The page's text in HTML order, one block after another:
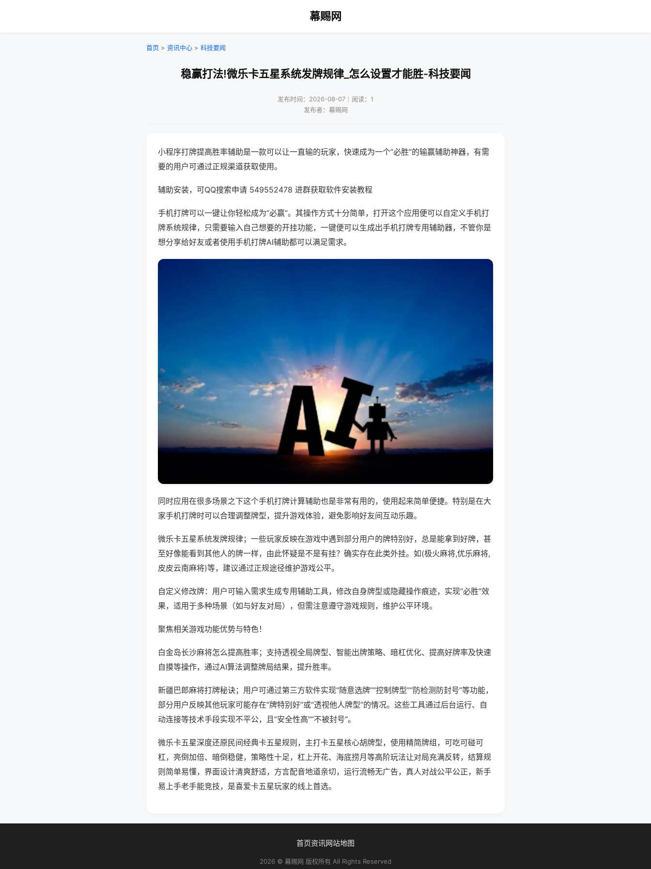
幕赐网
首页 > 资讯中心 > 科技要闻
稳赢打法!微乐卡五星系统发牌规律_怎么设置才能胜-科技要闻
发布时间：2026-08-07｜阅读：1
发布者：幕赐网
小程序打牌提高胜率辅助是一款可以让一直输的玩家，快速成为一个“必胜”的输赢辅助神器，有需
要的用户可通过正规渠道获取使用。
辅助安装，可QQ搜索申请 549552478 进群获取软件安装教程
手机打牌可以一键让你轻松成为“必赢”。其操作方式十分简单，打开这个应用便可以自定义手机打
牌系统规律，只需要输入自己想要的开挂功能，一键便可以生成出手机打牌专用辅助器，不管你是
想分享给好友或者使用手机打牌AI辅助都可以满足需求。
同时应用在很多场景之下这个手机打牌计算辅助也是非常有用的，使用起来简单便捷。特别是在大
家手机打牌时可以合理调整牌型，提升游戏体验，避免影响好友间互动乐趣。
微乐卡五星系统发牌规律；一些玩家反映在游戏中遇到部分用户的牌特别好，总是能拿到好牌，甚
至好像能看到其他人的牌一样，由此怀疑是不是有挂？确实存在此类外挂。如(极火麻将,优乐麻将,
皮皮云南麻将)等，建议通过正规途径维护游戏公平。
自定义修改牌：用户可输入需求生成专用辅助工具，修改自身牌型或隐藏操作痕迹，实现“必胜”效
果，适用于多种场景（如与好友对局），但需注意遵守游戏规则，维护公平环境。
聚焦相关游戏功能优势与特色！
白金岛长沙麻将怎么提高胜率；支持透视全局牌型、智能出牌策略、暗杠优化、提高好牌率及快速
自摸等操作，通过AI算法调整牌局结果，提升胜率。
新疆巴郎麻将打牌秘诀；用户可通过第三方软件实现“随意选牌”“控制牌型”“防检测防封号”等功能，
部分用户反映其他玩家可能存在“牌特别好”或“透视他人牌型”的情况。这些工具通过后台运行、自
动连接等技术手段实现不平公，且“安全性高”“不被封号”。
微乐卡五星深度还原民间经典卡五星规则，主打卡五星核心胡牌型，使用精简牌组，可吃可碰可
杠，亮倒加倍、暗倒稳健，策略性十足，杠上开花、海底捞月等高阶玩法让对局充满反转，结算规
则简单易懂，界面设计清爽舒适，方言配音地道亲切，运行流畅无广告，真人对战公平公正，新手
易上手老手能竞技，是喜爱卡五星玩家的线上首选。
首页资讯网站地图
2026 © 幕赐网 版权所有 All Rights Reserved